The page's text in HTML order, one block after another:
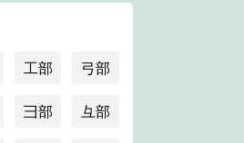
工部 弓部
彐部 彑部